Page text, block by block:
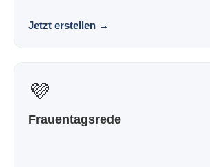
Jetzt erstellen →
💜
Frauentagsrede